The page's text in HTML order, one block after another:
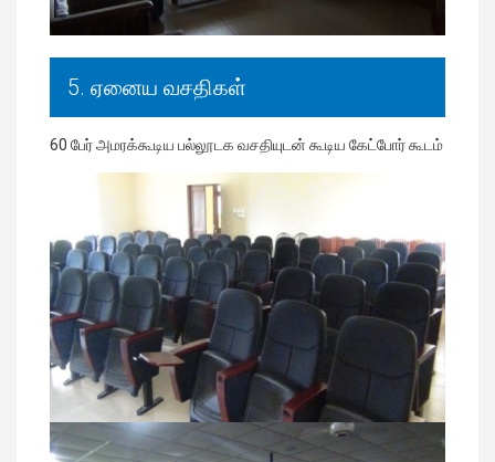
5. ஏனைய வசதிகள்
60 பேர் அமரக்கூடிய பல்லூடக வசதியுடன் கூடிய கேட்போர் கூடம்